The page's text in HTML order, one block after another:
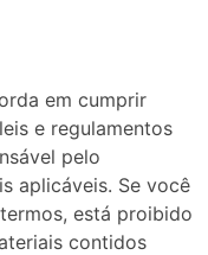
em cumprir
e regulamentos
pelo
aplicáveis. Se você
está proibido
contidos